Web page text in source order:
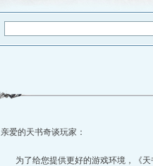
亲爱的天书奇谈玩家：
为了给您提供更好的游戏环境，《